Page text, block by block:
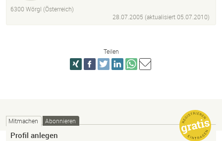
6300 Wörgl (Österreich)
28.07.2005 (aktualisiert05.07.2010)
Teilen
Mitmachen Abonnieren
Profil anlegen